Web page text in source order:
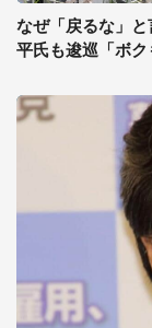
なぜ「戻るな」
平氏も逡巡「ボク